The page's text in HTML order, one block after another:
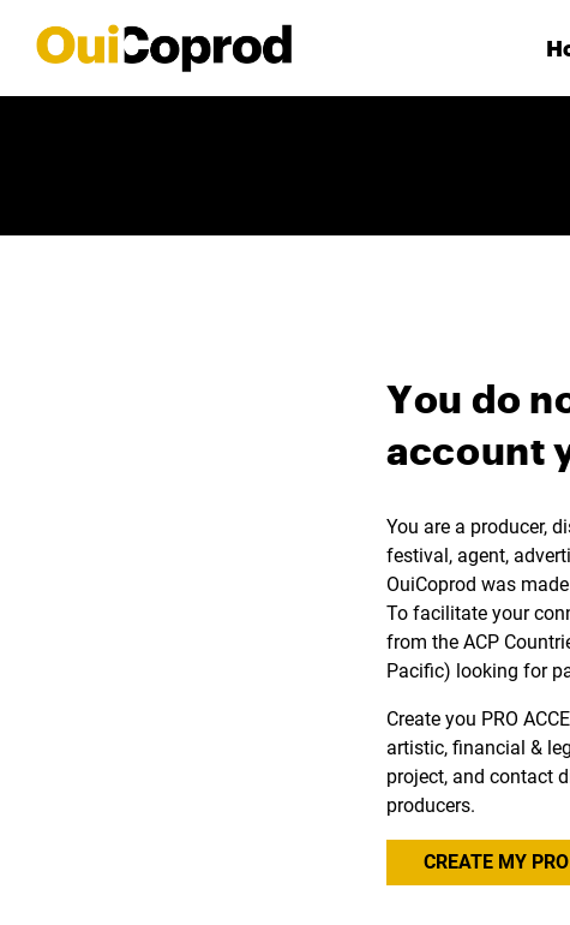
You do
account
You are a producer,
festival, agent,
OuiCoprod was
To facilitate your
from the ACP
Pacific) looking for
Create you PRO
artistic, financial &
project, and contact
producers.
CREATE MY